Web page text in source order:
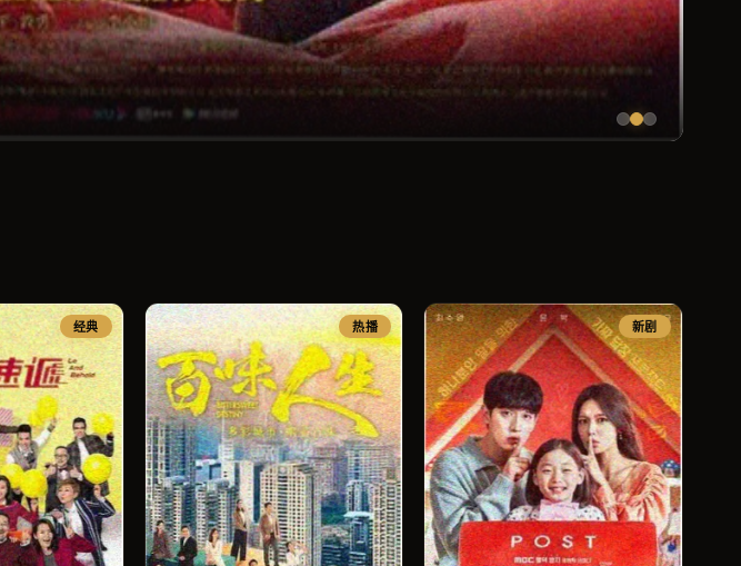
经典 热播 新剧